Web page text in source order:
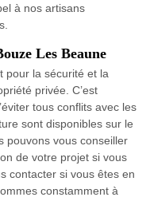
à nos artisans
Les Beaune
pour la sécurité et la
privée. C’est
tous conflits avec les
sont disponibles sur le
pouvons vous conseiller
de votre projet si vous
contacter si vous êtes en
constamment à